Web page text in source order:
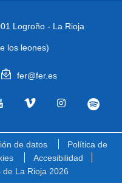
Logroño - La Rioja
los leones)
fer@fer.es
de datos
Política de
Accesibilidad
La Rioja 2026